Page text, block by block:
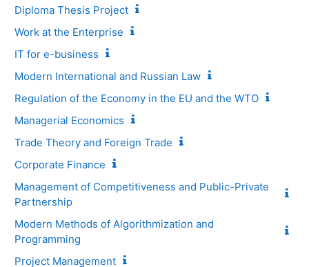
Diploma Thesis Project
Work at the Enterprise
IT for e-business
Modern International and Russian Law
Regulation of the Economy in the EU and the WTO
Managerial Economics
Trade Theory and Foreign Trade
Corporate Finance
Management of Competitiveness and Public-Private
Partnership
Modern Methods of Algorithmization and
Programming
Project Management